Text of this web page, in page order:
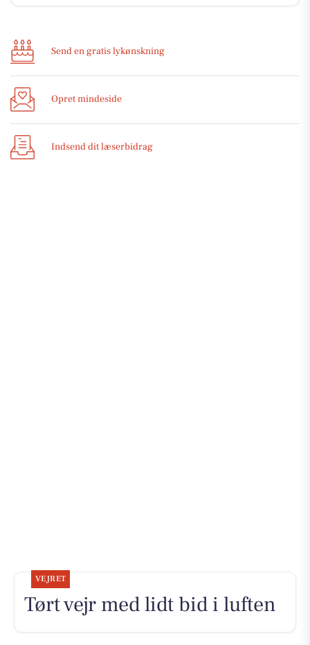
Send en gratis lykønskning
Opret mindeside
Indsend dit læserbidrag
VEJRET
Tørt vejr med lidt bid i luften